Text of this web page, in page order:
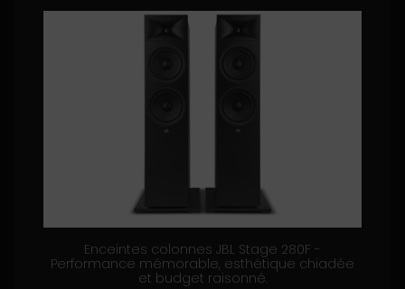
Enceintes colonnes JBL Stage 280F -
Performance mémorable, esthétique chiadée
et budget raisonné.